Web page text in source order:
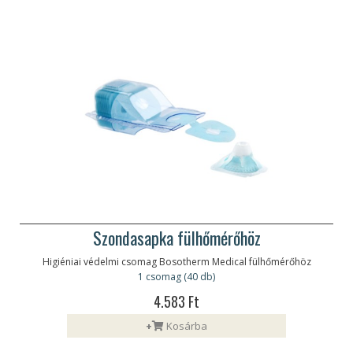
Szondasapka fülhőmérőhöz
Higiéniai védelmi csomag Bosotherm Medical fülhőmérőhöz
1 csomag (40 db)
4.583 Ft
+ Kosárba